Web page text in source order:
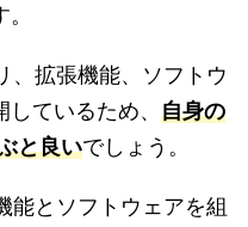
、拡張機能、ソフトウ
ているため、 自身の
と良いでしょう。
能とソフトウェアを組